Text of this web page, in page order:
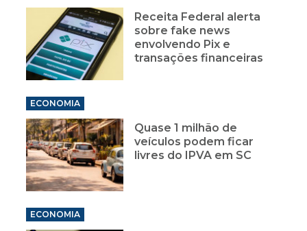
Receita Federal alerta
sobre fake news
envolvendo Pix e
transações financeiras
ECONOMIA
Quase 1 milhão de
veículos podem ficar
livres do IPVA em SC
ECONOMIA